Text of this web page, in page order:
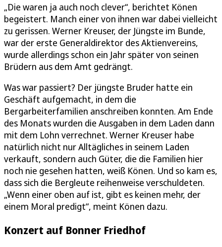
„Die waren ja auch noch clever“, berichtet Könen
begeistert. Manch einer von ihnen war dabei vielleicht
zu gerissen. Werner Kreuser, der Jüngste im Bunde,
war der erste Generaldirektor des Aktienvereins,
wurde allerdings schon ein Jahr später von seinen
Brüdern aus dem Amt gedrängt.
Was war passiert? Der jüngste Bruder hatte ein
Geschäft aufgemacht, in dem die
Bergarbeiterfamilien anschreiben konnten. Am Ende
des Monats wurden die Ausgaben in dem Laden dann
mit dem Lohn verrechnet. Werner Kreuser habe
natürlich nicht nur Alltägliches in seinem Laden
verkauft, sondern auch Güter, die die Familien hier
noch nie gesehen hatten, weiß Könen. Und so kam es,
dass sich die Bergleute reihenweise verschuldeten.
„Wenn einer oben auf ist, gibt es keinen mehr, der
einem Moral predigt“, meint Könen dazu.
Konzert auf Bonner Friedhof